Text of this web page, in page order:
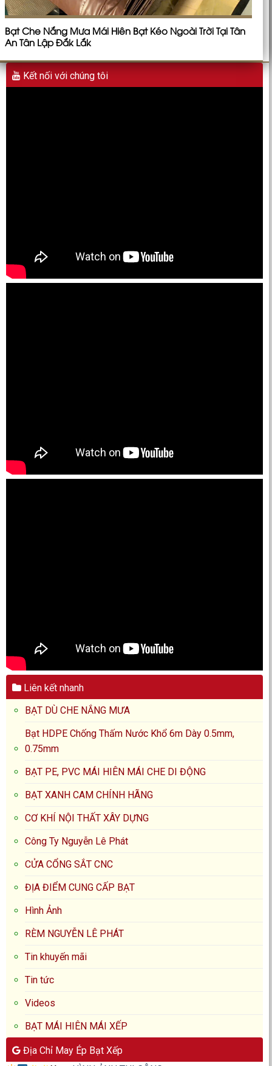
Bạt Che Nắng Mưa Mái Hiên Bạt Kéo Ngoài Trời Tại Tân
An Tân Lập Đắk Lắk
Kết nối với chúng tôi
Liên kết nhanh
BẠT DÙ CHE NẮNG MƯA
Bạt HDPE Chống Thấm Nước Khổ 6m Dày 0.5mm,
0.75mm
BẠT PE, PVC MÁI HIÊN MÁI CHE DI ĐỘNG
BẠT XANH CAM CHÍNH HÃNG
CƠ KHÍ NỘI THẤT XÂY DỰNG
Công Ty Nguyễn Lê Phát
CỬA CỔNG SẮT CNC
ĐỊA ĐIỂM CUNG CẤP BẠT
Hình Ảnh
RÈM NGUYỄN LÊ PHÁT
Tin khuyến mãi
Tin tức
Videos
BẠT MÁI HIÊN MÁI XẾP
Địa Chỉ May Ép Bạt Xếp